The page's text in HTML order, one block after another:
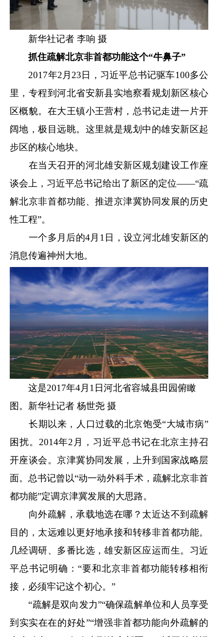
新华社记者 李响 摄
抓住疏解北京非首都功能这个“牛鼻子”
2017年2月23日，习近平总书记驱车100多公
里，专程到河北省安新县实地察看规划新区核心
区概貌。在大王镇小王营村，总书记走进一片开
阔地，极目远眺。这里就是规划中的雄安新区起
步区的核心地块。
在当天召开的河北雄安新区规划建设工作座
谈会上，习近平总书记给出了新区的定位——“疏
解北京非首都功能、推进京津冀协同发展的历史
性工程”。
一个多月后的4月1日，设立河北雄安新区的
消息传遍神州大地。
这是2017年4月1日河北省容城县田园俯瞰
图。新华社记者 杨世尧 摄
长期以来，人口过载的北京饱受“大城市病”
困扰。2014年2月，习近平总书记在北京主持召
开座谈会。京津冀协同发展，上升到国家战略层
面。总书记曾以“动一动外科手术，疏解北京非首
都功能”定调京津冀发展的大思路。
向外疏解，承载地选在哪？太近达不到疏解
目的，太远难以更好地承接和转移非首都功能。
几经调研、多番比选，雄安新区应运而生。习近
平总书记明确：“要和北京非首都功能转移相衔
接，必须牢记这个初心。”
“疏解是双向发力”“确保疏解单位和人员享受
到实实在在的好处”“增强非首都功能向外疏解的